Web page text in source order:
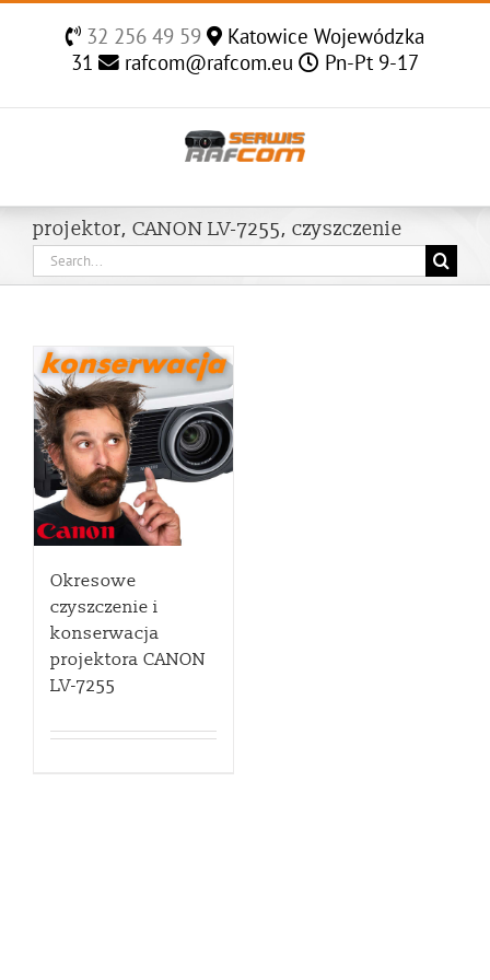
32 256 49 59
Katowice Wojewódzka
31
rafcom@rafcom.eu Pn-Pt 9-17
projektor, CANON LV-7255, czyszczenie
Search
for:
Okresowe
czyszczenie i
konserwacja
projektora CANON
LV-7255